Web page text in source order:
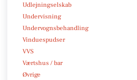
Udlejningselskab
Undervisning
Undervognsbehandling
Vinduespudser
VVS
Værtshus / bar
Øvrige